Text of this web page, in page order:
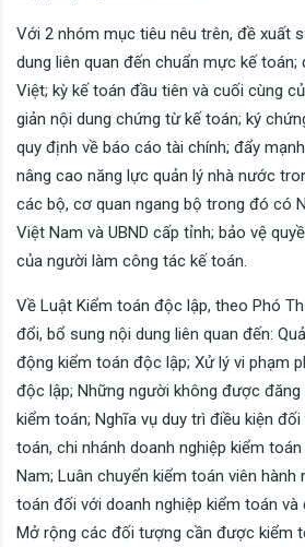
Với 2 nhóm mục tiêu nêu trên, đề xuất
dung liên quan đến chuẩn mực kế toán;
Việt; kỳ kế toán đầu tiên và cuối cùng
giản nội dung chứng từ kế toán; ký
quy định về báo cáo tài chính; đẩy
nâng cao năng lực quản lý nhà nước
các bộ, cơ quan ngang bộ trong đó có
Việt Nam và UBND cấp tỉnh; bảo vệ
của người làm công tác kế toán.
Về Luật Kiểm toán độc lập, theo Phó
đổi, bổ sung nội dung liên quan đến:
động kiểm toán độc lập; Xử lý vi phạm
độc lập; Những người không được đăng
kiểm toán; Nghĩa vụ duy trì điều kiện
toán, chi nhánh doanh nghiệp kiểm
Nam; Luân chuyển kiểm toán viên hành
toán đối với doanh nghiệp kiểm toán
Mở rộng các đối tượng cần được kiểm